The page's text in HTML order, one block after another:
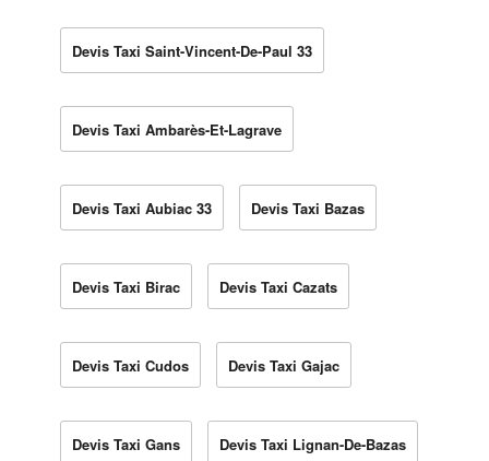
Devis Taxi Saint-Vincent-De-Paul 33
Devis Taxi Ambarès-Et-Lagrave
Devis Taxi Aubiac 33 Devis Taxi Bazas
Devis Taxi Birac Devis Taxi Cazats
Devis Taxi Cudos Devis Taxi Gajac
Devis Taxi Gans Devis Taxi Lignan-De-Bazas